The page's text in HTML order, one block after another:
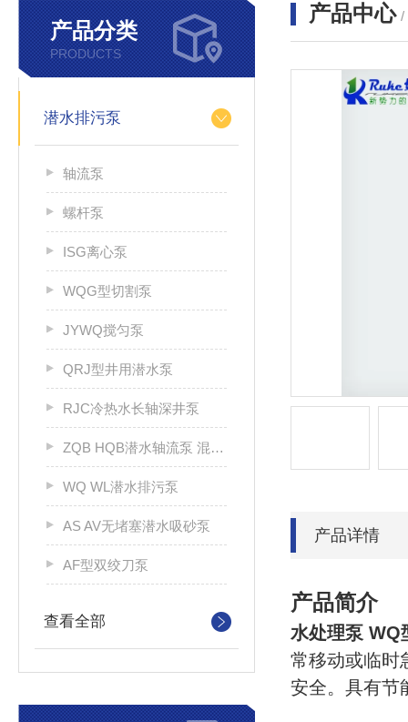
产品分类
PRODUCTS
潜水排污泵
轴流泵
螺杆泵
ISG离心泵
WQG型切割泵
JYWQ搅匀泵
QRJ型井用潜水泵
RJC冷热水长轴深井泵
ZQB HQB潜水轴流泵 混流泵
WQ WL潜水排污泵
AS AV无堵塞潜水吸砂泵
AF型双绞刀泵
查看全部
产品中心 /
产品详情
产品简介
水处理泵 WQ
常移动或临时
安全。具有节